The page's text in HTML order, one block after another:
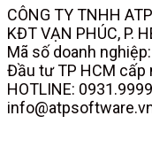
CÔNG TY TNHH
KĐT VẠN PHÚC, P.
Mã số doanh
Đầu tư TP HCM
HOTLINE: